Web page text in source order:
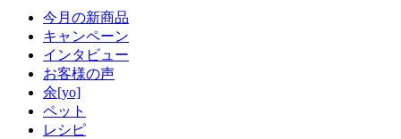
今月の新商品
キャンペーン
インタビュー
お客様の声
余[yo]
ペット
レシピ